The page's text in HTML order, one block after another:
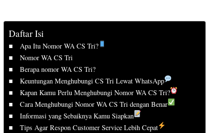
Daftar Isi
Apa Itu Nomor WA CS Tri?
Nomor WA CS Tri
Berapa nomor WA CS Tri?
Keuntungan Menghubungi CS Tri Lewat WhatsApp
Kapan Kamu Perlu Menghubungi Nomor WA CS Tri?
Cara Menghubungi Nomor WA CS Tri dengan Benar
Informasi yang Sebaiknya Kamu Siapkan
Tips Agar Respon Customer Service Lebih Cepat